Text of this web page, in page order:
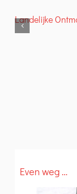
Landelijke
Even weg …